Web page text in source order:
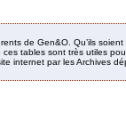
de Gen&O. Qu’ils
tables sont très utiles
internet par les Archives